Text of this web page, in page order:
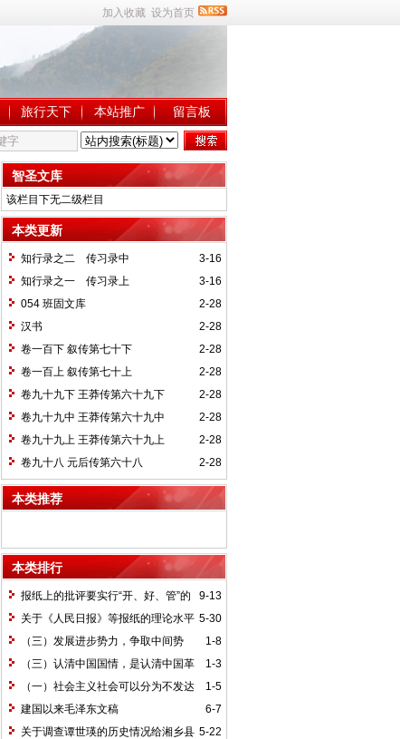
加入收藏 设为首页
旅行天下 本站推广 留言板
智圣文库
该栏目下无二级栏目
本类更新
3-16
知行录之二 传习录中
3-16
知行录之一 传习录上
2-28
054 班固文库
2-28
汉书
2-28
卷一百下 叙传第七十下
2-28
卷一百上 叙传第七十上
2-28
卷九十九下 王莽传第六十九下
2-28
卷九十九中 王莽传第六十九中
2-28
卷九十九上 王莽传第六十九上
2-28
卷九十八 元后传第六十八
本类推荐
本类排行
9-13
报纸上的批评要实行“开、好、管”的
方针*
5-30
关于《人民日报》等报纸的理论水平
的批语〔1〕
1-8
（三）发展进步势力，争取中间势
力，孤立顽固势力
1-3
（三）认清中国国情，是认清中国革
命一切问题的基本依据
1-5
（一）社会主义社会可以分为不发达
和比较发达两个阶段
6-7
建国以来毛泽东文稿
5-22
关于调查谭世瑛的历史情况给湘乡县